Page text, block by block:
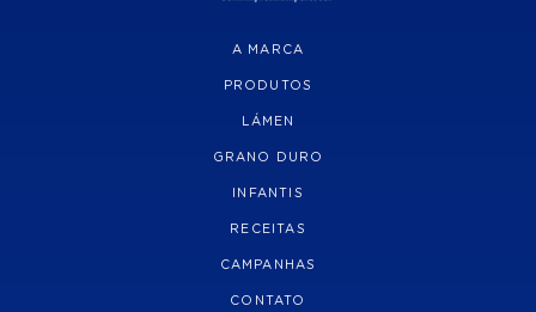
A MARCA
PRODUTOS
LÁMEN
GRANO DURO
INFANTIS
RECEITAS
CAMPANHAS
CONTATO